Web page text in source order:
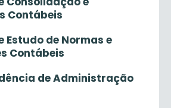
Contábeis
Estudo de Normas e
Contábeis
de Administração